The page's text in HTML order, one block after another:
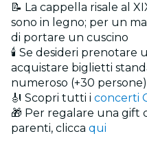
📝 La cappella risale al
sono in legno; per un
di portare un cuscino
🕯️ Se desideri prenotare
acquistare biglietti
numeroso (+30
🎻 Scopri tutti i concerti
🎁 Per regalare una gift
parenti, clicca qui